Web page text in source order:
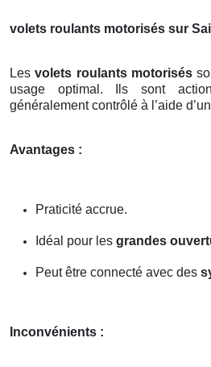
volets roulants motorisés sur
Lesvolets roulants motorisés
usage optimal. Ils sont
généralement contrôlé à l’aide
Avantages :
Praticité accrue.
Idéal pour les grandes
Peut être connecté avec des
Inconvénients :